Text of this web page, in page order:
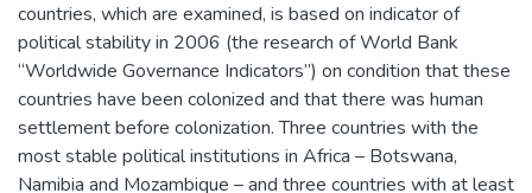
countries, which are examined, is based on indicator of
political stability in 2006 (the research of World Bank
“Worldwide Governance Indicators”) on condition that these
countries have been colonized and that there was human
settlement before colonization. Three countries with the
most stable political institutions in Africa – Botswana,
Namibia and Mozambique – and three countries with at least